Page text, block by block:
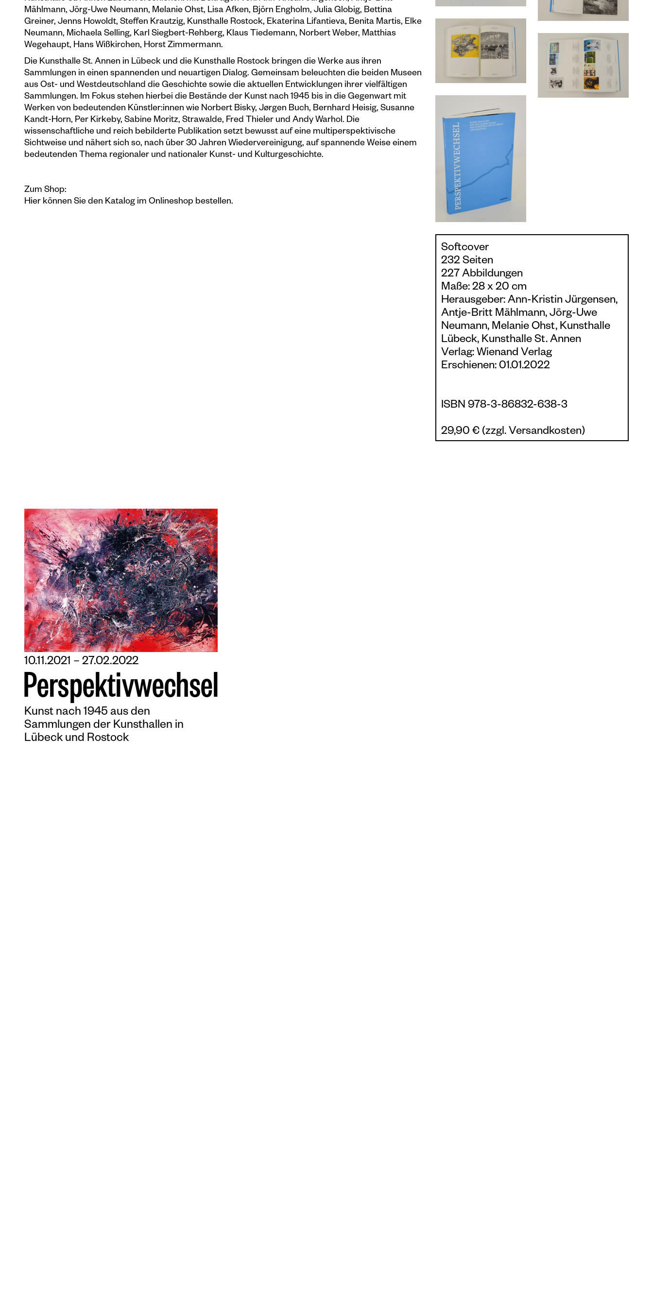
Mählmann, Jörg-Uwe Neumann, Melanie Ohst, Lisa Afken, Björn Engholm, Julia Globig, Bettina
Greiner, Jenns Howoldt, Steffen Krautzig, Kunsthalle Rostock, Ekaterina Lifantieva, Benita Martis, Elke
Neumann, Michaela Selling, Karl Siegbert-Rehberg, Klaus Tiedemann, Norbert Weber, Matthias
Wegehaupt, Hans Wißkirchen, Horst Zimmermann.
Die Kunsthalle St. Annen in Lübeck und die Kunsthalle Rostock bringen die Werke aus ihren
Sammlungen in einen spannenden und neuartigen Dialog. Gemeinsam beleuchten die beiden Museen
aus Ost- und Westdeutschland die Geschichte sowie die aktuellen Entwicklungen ihrer vielfältigen
Sammlungen. Im Fokus stehen hierbei die Bestände der Kunst nach 1945 bis in die Gegenwart mit
Werken von bedeutenden Künstler:innen wie Norbert Bisky, Jørgen Buch, Bernhard Heisig, Susanne
Kandt-Horn, Per Kirkeby, Sabine Moritz, Strawalde, Fred Thieler und Andy Warhol. Die
wissenschaftliche und reich bebilderte Publikation setzt bewusst auf eine multiperspektivische
Sichtweise und nähert sich so, nach über 30 Jahren Wiedervereinigung, auf spannende Weise einem
bedeutenden Thema regionaler und nationaler Kunst- und Kulturgeschichte.
Zum Shop:
Hier können Sie den Katalog im Onlineshop bestellen.
Softcover
232 Seiten
227 Abbildungen
Maße: 28 x 20 cm
Herausgeber: Ann-Kristin Jürgensen,
Antje-Britt Mählmann, Jörg-Uwe
Neumann, Melanie Ohst, Kunsthalle
Lübeck, Kunsthalle St. Annen
Verlag: Wienand Verlag
Erschienen: 01.01.2022
ISBN 978-3-86832-638-3
29,90 € (zzgl. Versandkosten)
10.11.2021 – 27.02.2022
Perspektivwechsel
Kunst nach 1945 aus den
Sammlungen der Kunsthallen in
Lübeck und Rostock